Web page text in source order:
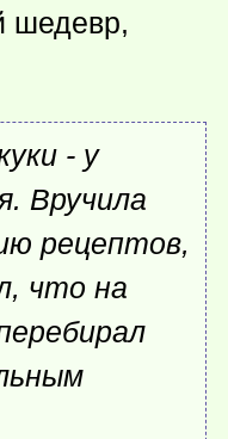
шедевр,
- у
Вручила
рецептов,
что на